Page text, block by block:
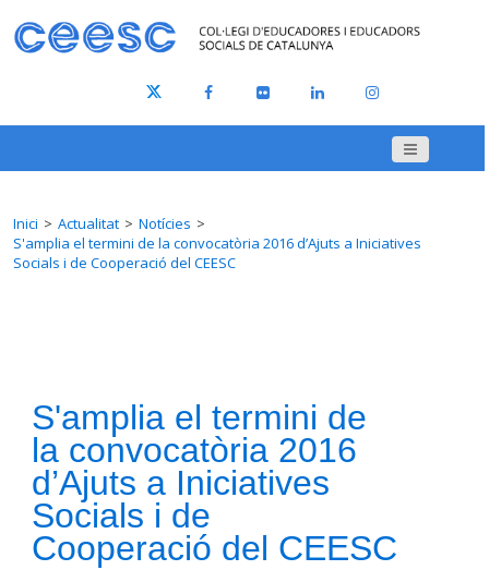
Inici Actualitat
Notícies
S'amplia el termini de la convocatòria 2016 d’Ajuts a Iniciatives
Socials i de Cooperació del CEESC
S'amplia el termini de
la convocatòria 2016
d’Ajuts a Iniciatives
Socials i de
Cooperació del CEESC